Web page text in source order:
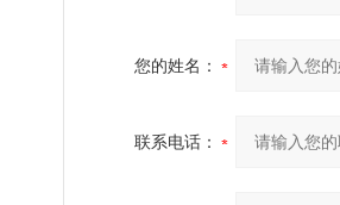
您的姓名：
联系电话：